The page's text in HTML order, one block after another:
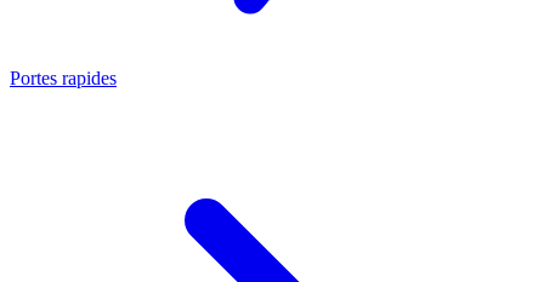
Portes rapides